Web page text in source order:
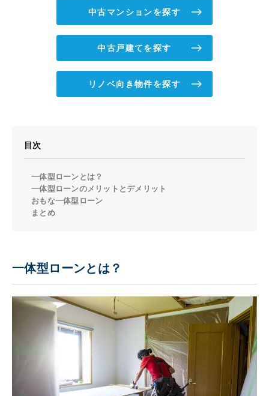
中古マンションを探す
中古戸建てを探す
リノベ向き物件を探す
目次
一体型ローンとは？
一体型ローンのメリットとデメリット
おもな一体型ローン
まとめ
一体型ローンとは？